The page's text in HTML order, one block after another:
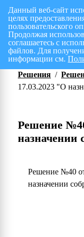
Перспективный план
Решения /
17.03.2023 "О
Решение
назначении
Решение №40
назначении
Данный веб-сайт
целях
пользовательского
Продолжая
соглашаетесь с
файлов. Для
информации см.